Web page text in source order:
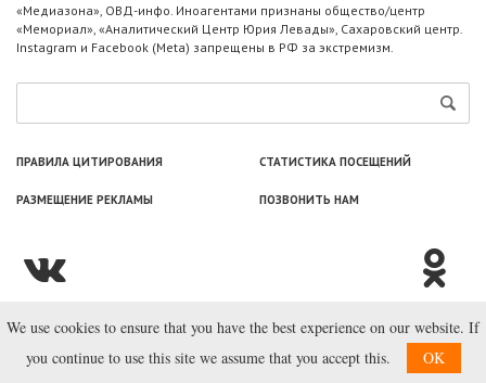
«Медиазона», ОВД-инфо. Иноагентами признаны общество/центр
«Мемориал», «Аналитический Центр Юрия Левады», Сахаровский центр.
Instagram и Facebook (Metа) запрещены в РФ за экстремизм.
ПРАВИЛА ЦИТИРОВАНИЯ СТАТИСТИКА ПОСЕЩЕНИЙ
РАЗМЕЩЕНИЕ РЕКЛАМЫ ПОЗВОНИТЬ НАМ
© ООО «Лаборатория Новоcтей», 2003—2026.
We use cookies to ensure that you have the best experience on our website. If
you continue to use this site we assume that you accept this.
OK